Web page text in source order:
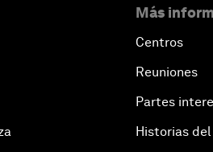
Más
Centros
Reuniones
Partes
Historias del